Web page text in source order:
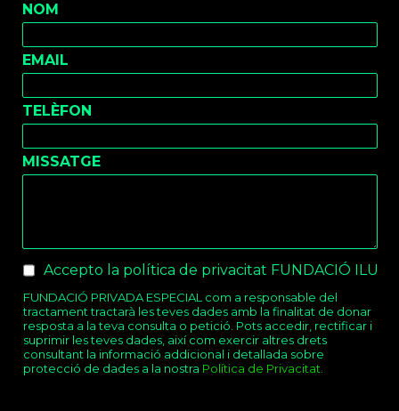
NOM
EMAIL
TELÈFON
MISSATGE
Checkboxes *
Accepto la política de privacitat FUNDACIÓ
FUNDACIÓ PRIVADA ESPECIAL com a responsable del
tractament tractarà les teves dades amb la finalitat de donar
resposta a la teva consulta o petició. Pots accedir, rectificar i
suprimir les teves dades, així com exercir altres drets
consultant la informació addicional i detallada sobre
protecció de dades a la nostra Política de Privacitat